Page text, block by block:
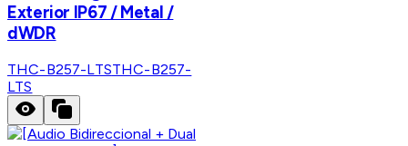
Exterior IP67 / Metal /
dWDR
THC-B257-LTSTHC-B257-
LTS